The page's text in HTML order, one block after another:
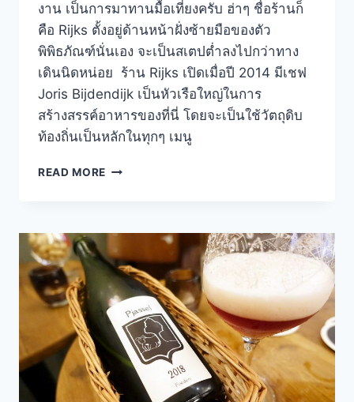
งาน เป็นการมาทานมื้อเที่ยงครับ ฮ่าๆ ชื่อร้านก็
คือ Rijks ตั้งอยู่ด้านหน้าฝั่งซ้ายมือของตัว
พิพิธภัณฑ์นั่นเอง จะเป็นสเตปต่ำลงไปกว่าทาง
เดินนิดหน่อย ร้าน Rijks เปิดเมื่อปี 2014 มีเชฟ
Joris Bijdendijk เป็นหัวเรือใหญ่ในการ
สร้างสรรค์อาหารของที่นี่ โดยจะเป็นใช้วัตถุดิบ
ท้องถิ่นเป็นหลักในทุกๆ เมนู
READ MORE RIJKS
พิพิธภัณฑ์
ชื่อ
ดัง
เมือง
AMSTERDAM